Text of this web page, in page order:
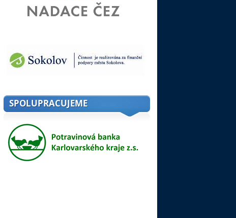
SPOLUPRACUJEME